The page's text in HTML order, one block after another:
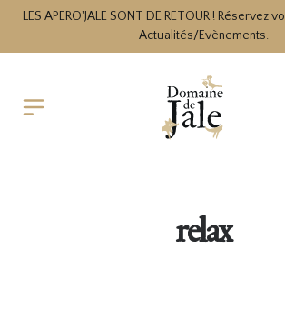
LES APERO'JALE SONT DE RETOUR ! Réservez
Actualités/Evènements.
relax